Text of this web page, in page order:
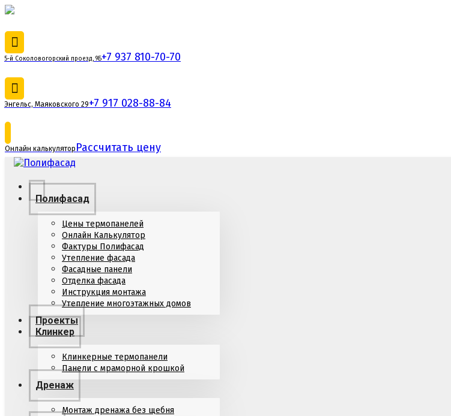
5-й Соколовогорский проезд, 9Б+7 937 810-70-70
Энгельс, Маяковского 29+7 917 028-88-84
Онлайн калькулятор Рассчитать цену
Полифасад
Цены термопанелей
Онлайн Калькулятор
Фактуры Полифасад
Утепление фасада
Фасадные панели
Отделка фасада
Инструкция монтажа
Утепление многоэтажных домов
Проекты
Клинкер
Клинкерные термопанели
Панели с мраморной крошкой
Дренаж
Монтаж дренажа без щебня